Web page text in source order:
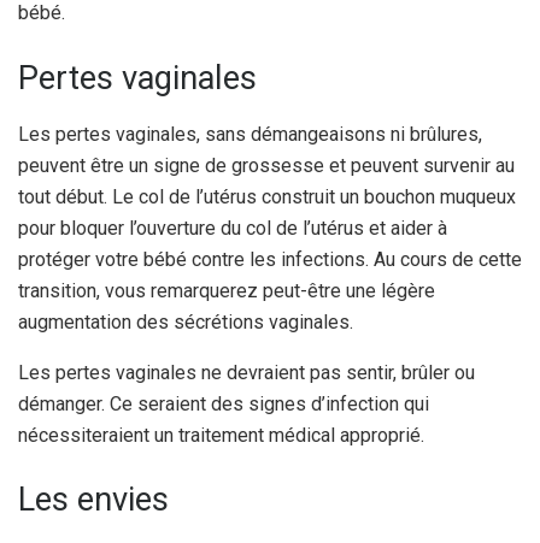
bébé.
Pertes vaginales
Les pertes vaginales, sans démangeaisons ni brûlures,
peuvent être un signe de grossesse et peuvent survenir au
tout début. Le col de l’utérus construit un bouchon muqueux
pour bloquer l’ouverture du col de l’utérus et aider à
protéger votre bébé contre les infections. Au cours de cette
transition, vous remarquerez peut-être une légère
augmentation des sécrétions vaginales.
Les pertes vaginales ne devraient pas sentir, brûler ou
démanger. Ce seraient des signes d’infection qui
nécessiteraient un traitement médical approprié.
Les envies